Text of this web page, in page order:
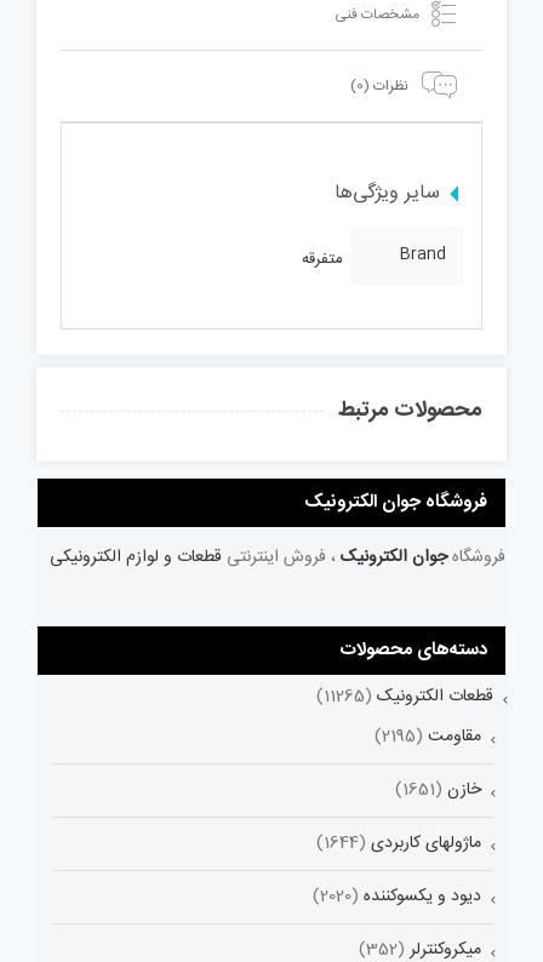
مشخصات فنی
نظرات (0)
سایر ویژگی‌ها
Brand متفرقه
محصولات مرتبط
فروشگاه جوان الکترونیک
فروشگاهجوان الکترونیک ، فروش اینترنتی قطعات و لوازم الکترونیکی
دسته‌های محصولات
قطعات الکترونیک (11265)
مقاومت (2195)
خازن (1651)
ماژولهای کاربردی (1644)
دیود و یکسوکننده (2020)
میکروکنترلر (352)